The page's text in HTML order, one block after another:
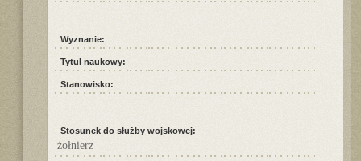
Wyznanie:
Tytuł naukowy:
Stanowisko:
Stosunek do służby wojskowej:
żołnierz